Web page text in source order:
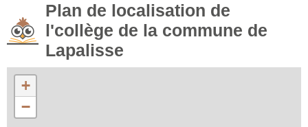
Plan de localisation de
l'collège de la commune de
Lapalisse
+
−